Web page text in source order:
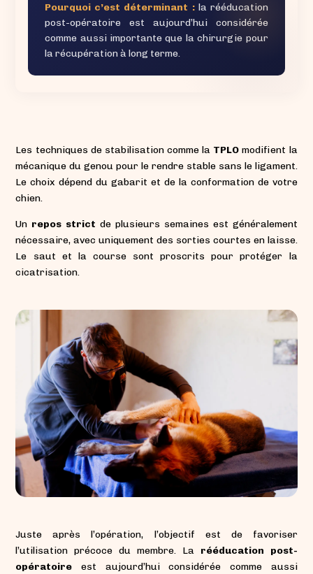
Pourquoi c’est déterminant :la rééducation
post-opératoire est aujourd’hui considérée
comme aussi importante que la chirurgie pour
la récupération à long terme.
Les techniques de stabilisation comme la TPLO modifient la
mécanique du genou pour le rendre stable sans le ligament.
Le choix dépend du gabarit et de la conformation de votre
chien.
Un repos strict de plusieurs semaines est généralement
nécessaire, avec uniquement des sorties courtes en laisse.
Le saut et la course sont proscrits pour protéger la
cicatrisation.
Juste après l’opération, l’objectif est de favoriser
l’utilisation précoce du membre. La rééducation post-
opératoire est aujourd’hui considérée comme aussi